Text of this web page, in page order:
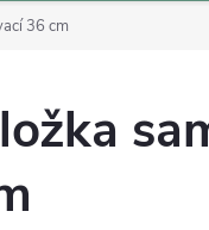
36 cm